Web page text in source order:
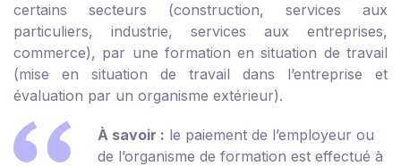
certains secteurs (construction, services aux
particuliers, industrie, services aux entreprises,
commerce), par une formation en situation de travail
(mise en situation de travail dans l’entreprise et
évaluation par un organisme extérieur).
À savoir : le paiement de l’employeur ou
de l’organisme de formation est effectué à